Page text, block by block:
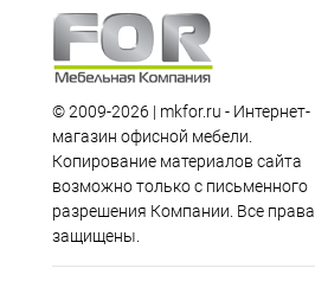
© 2009-2026 | mkfor.ru - Интернет-
магазин офисной мебели.
Копирование материалов сайта
возможно только с письменного
разрешения Компании. Все права
защищены.